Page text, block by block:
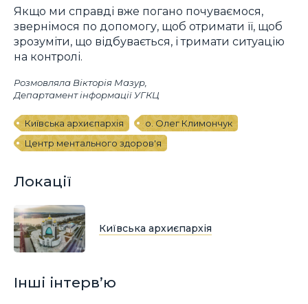
Якщо ми справді вже погано почуваємося,
звернімося по допомогу, щоб отримати її, щоб
зрозуміти, що відбувається, і тримати ситуацію
на контролі.
Розмовляла Вікторія Мазур,
Департамент інформації УГКЦ
Київська архиєпархія
о. Олег Климончук
Центр ментального здоров'я
Локації
Київська архиєпархія
Інші інтерв’ю